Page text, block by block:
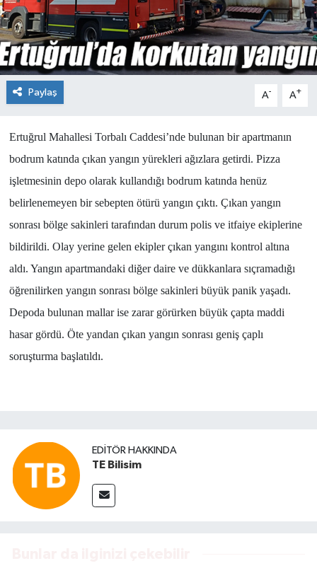
Paylaş A- A+
Ertuğrul Mahallesi Torbalı Caddesi’nde bulunan bir apartmanın
bodrum katında çıkan yangın yürekleri ağızlara getirdi. Pizza
işletmesinin depo olarak kullandığı bodrum katında henüz
belirlenemeyen bir sebepten ötürü yangın çıktı. Çıkan yangın
sonrası bölge sakinleri tarafından durum polis ve itfaiye ekiplerine
bildirildi. Olay yerine gelen ekipler çıkan yangını kontrol altına
aldı. Yangın apartmandaki diğer daire ve dükkanlara sıçramadığı
öğrenilirken yangın sonrası bölge sakinleri büyük panik yaşadı.
Depoda bulunan mallar ise zarar görürken büyük çapta maddi
hasar gördü. Öte yandan çıkan yangın sonrası geniş çaplı
soruşturma başlatıldı.
EDITÖR HAKKINDA
TE Bilisim